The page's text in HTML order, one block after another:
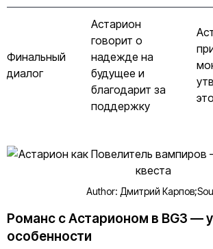
Финальный
диалог
Астарион
говорит о
надежде на
будущее и
благодарит за
поддержку
Author: Дмитрий Карпов;
Романс с Астарионом в BG3 —
особенности